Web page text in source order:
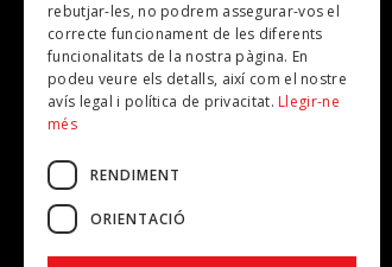
Contacte
Subscripcions
Publicitat
rebutjar-les, no podrem assegurar-vos el
correcte funcionament de les diferents
funcionalitats de la nostra pàgina. En
podeu veure els detalls, així com el nostre
avís legal i política de privacitat. Llegir-ne
més
RENDIMENT
ORIENTACIÓ